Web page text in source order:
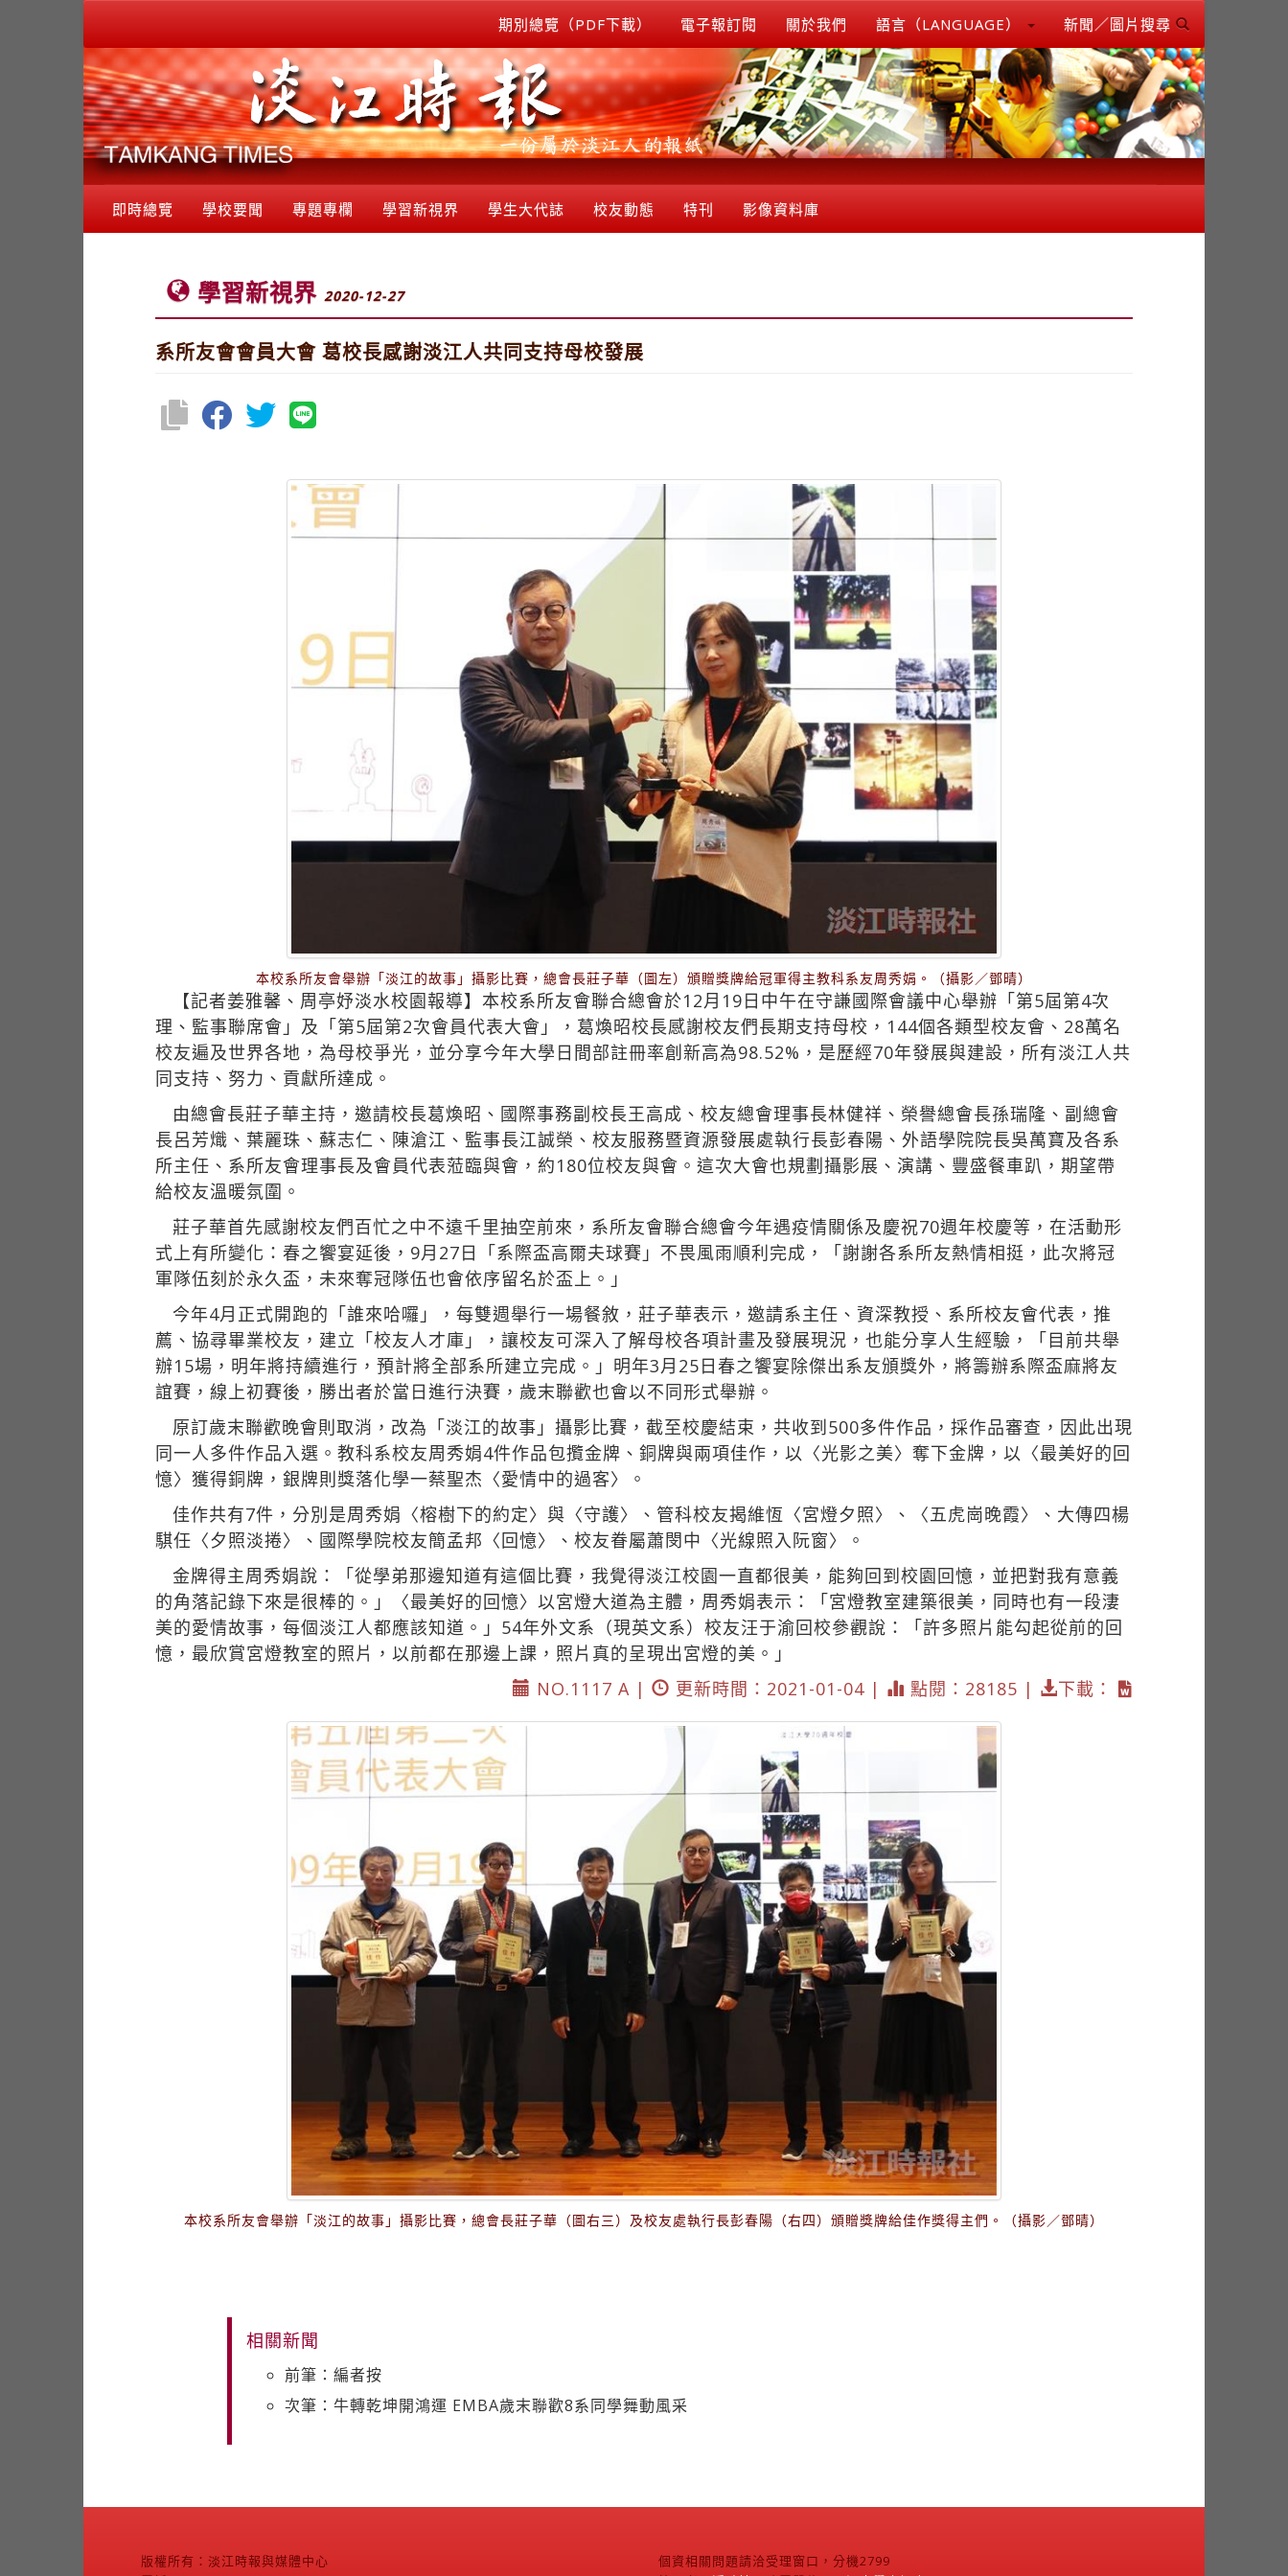
期別總覽（PDF下載） 電子報訂閱 關於我們 語言（LANGUAGE） 新聞／圖片搜尋
即時總覽 學校要聞 專題專欄 學習新視界 學生大代誌 校友動態 特刊 影像資料庫
學習新視界 2020-12-27
系所友會會員大會 葛校長感謝淡江人共同支持母校發展
本校系所友會舉辦「淡江的故事」攝影比賽，總會長莊子華（圖左）頒贈獎牌給冠軍得主教科系友周秀娟。（攝影／鄧晴）
【記者姜雅馨、周亭妤淡水校園報導】本校系所友會聯合總會於12月19日中午在守謙國際會議中心舉辦「第5屆第4次
理、監事聯席會」及「第5屆第2次會員代表大會」，葛煥昭校長感謝校友們長期支持母校，144個各類型校友會、28萬名
校友遍及世界各地，為母校爭光，並分享今年大學日間部註冊率創新高為98.52%，是歷經70年發展與建設，所有淡江人共
同支持、努力、貢獻所達成。
由總會長莊子華主持，邀請校長葛煥昭、國際事務副校長王高成、校友總會理事長林健祥、榮譽總會長孫瑞隆、副總會
長呂芳熾、葉麗珠、蘇志仁、陳滄江、監事長江誠榮、校友服務暨資源發展處執行長彭春陽、外語學院院長吳萬寶及各系
所主任、系所友會理事長及會員代表蒞臨與會，約180位校友與會。這次大會也規劃攝影展、演講、豐盛餐車趴，期望帶
給校友溫暖氛圍。
莊子華首先感謝校友們百忙之中不遠千里抽空前來，系所友會聯合總會今年遇疫情關係及慶祝70週年校慶等，在活動形
式上有所變化：春之饗宴延後，9月27日「系際盃高爾夫球賽」不畏風雨順利完成，「謝謝各系所友熱情相挺，此次將冠
軍隊伍刻於永久盃，未來奪冠隊伍也會依序留名於盃上。」
今年4月正式開跑的「誰來哈囉」，每雙週舉行一場餐敘，莊子華表示，邀請系主任、資深教授、系所校友會代表，推
薦、協尋畢業校友，建立「校友人才庫」，讓校友可深入了解母校各項計畫及發展現況，也能分享人生經驗，「目前共舉
辦15場，明年將持續進行，預計將全部系所建立完成。」明年3月25日春之饗宴除傑出系友頒獎外，將籌辦系際盃麻將友
誼賽，線上初賽後，勝出者於當日進行決賽，歲末聯歡也會以不同形式舉辦。
原訂歲末聯歡晚會則取消，改為「淡江的故事」攝影比賽，截至校慶結束，共收到500多件作品，採作品審查，因此出現
同一人多件作品入選。教科系校友周秀娟4件作品包攬金牌、銅牌與兩項佳作，以〈光影之美〉奪下金牌，以〈最美好的回
憶〉獲得銅牌，銀牌則獎落化學一蔡聖杰〈愛情中的過客〉。
佳作共有7件，分別是周秀娟〈榕樹下的約定〉與〈守護〉、管科校友揭維恆〈宮燈夕照〉、〈五虎崗晚霞〉、大傳四楊
騏任〈夕照淡捲〉、國際學院校友簡孟邦〈回憶〉、校友眷屬蕭閔中〈光線照入阮窗〉。
金牌得主周秀娟說：「從學弟那邊知道有這個比賽，我覺得淡江校園一直都很美，能夠回到校園回憶，並把對我有意義
的角落記錄下來是很棒的。」〈最美好的回憶〉以宮燈大道為主體，周秀娟表示：「宮燈教室建築很美，同時也有一段淒
美的愛情故事，每個淡江人都應該知道。」54年外文系（現英文系）校友汪于渝回校參觀說：「許多照片能勾起從前的回
憶，最欣賞宮燈教室的照片，以前都在那邊上課，照片真的呈現出宮燈的美。」
NO.1117 A |
更新時間：2021-01-04 | 點閱：28185 | 下載：
本校系所友會舉辦「淡江的故事」攝影比賽，總會長莊子華（圖右三）及校友處執行長彭春陽（右四）頒贈獎牌給佳作獎得主們。（攝影／鄧晴）
相關新聞
前筆：編者按
次筆：牛轉乾坤開鴻運 EMBA歲末聯歡8系同學舞動風采
版權所有：淡江時報與媒體中心
個資相關問題請洽受理窗口，分機2799